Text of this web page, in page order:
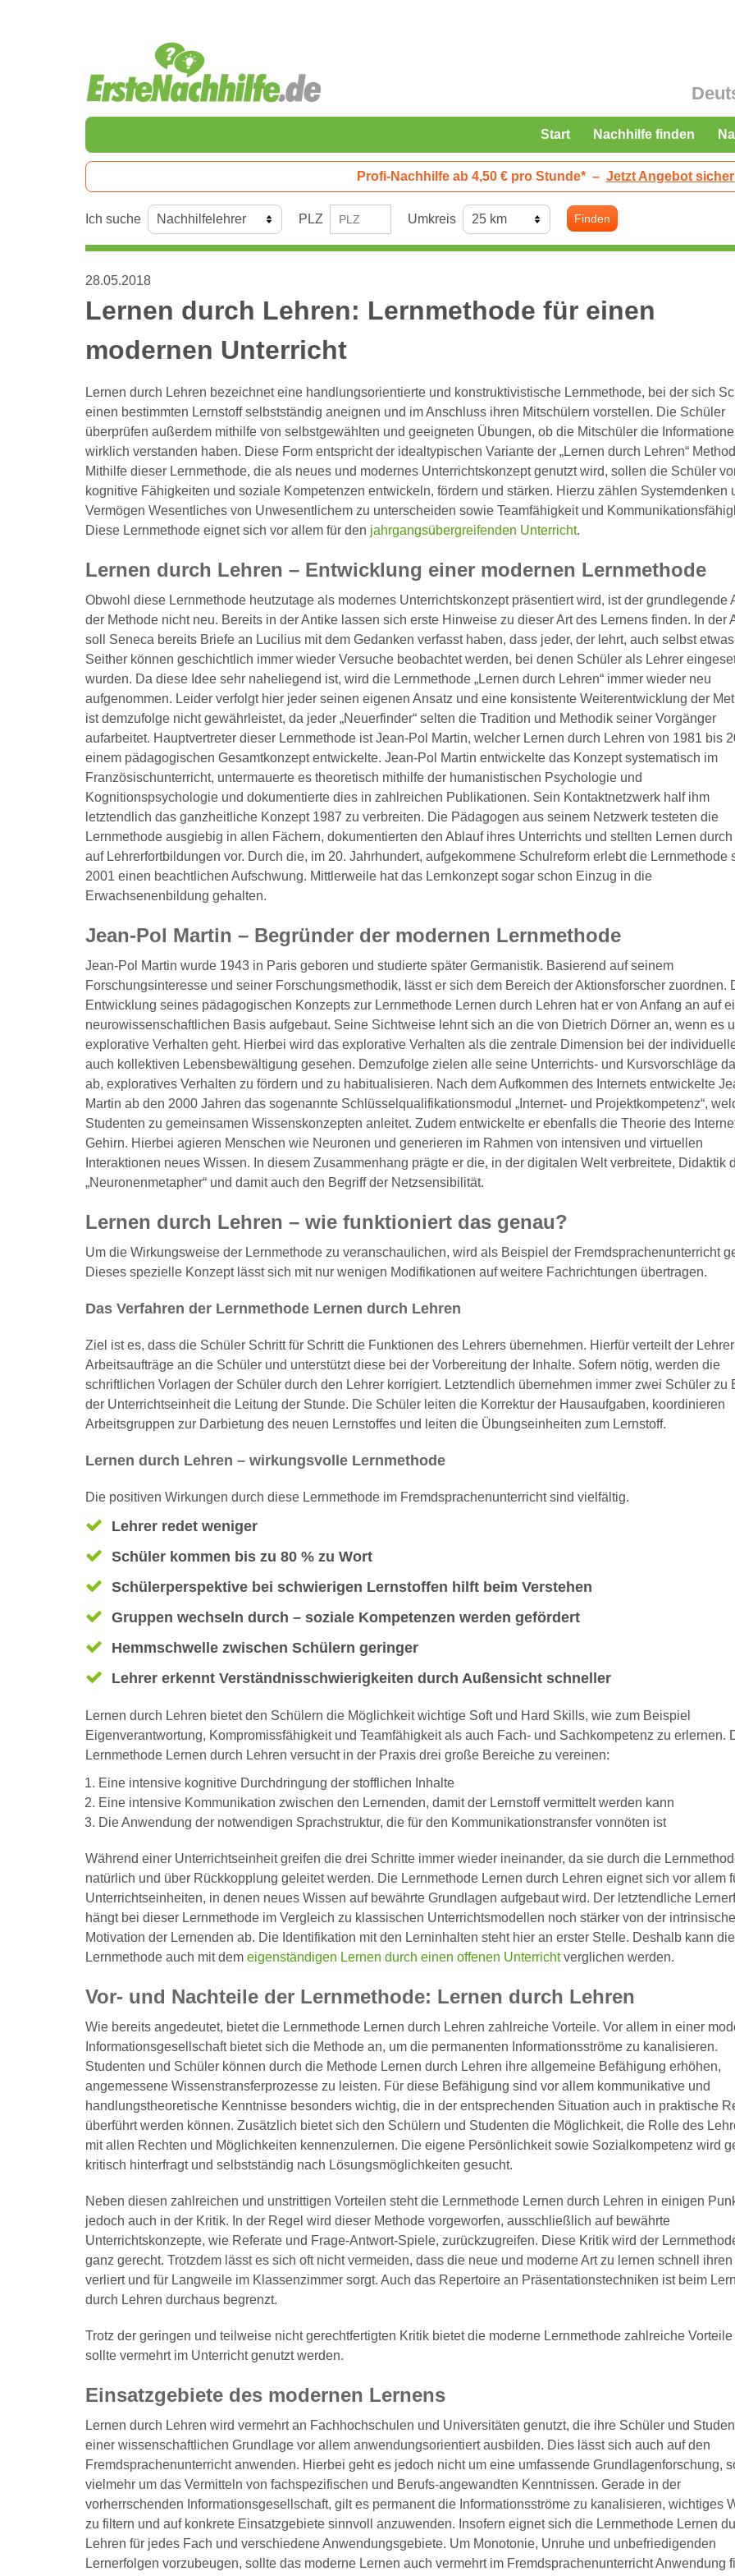
Start Nachhilfe finden
Profi-Nachhilfe ab 4,50 € pro Stunde* – Jetzt Angebot
Ich suche PLZ Umkreis Finden
28.05.2018
Lernen durch Lehren: Lernmethode für einen
modernen Unterricht
Lernen durch Lehren bezeichnet eine handlungsorientierte und konstruktivistische Lernmethode, bei der sich
einen bestimmten Lernstoff selbstständig aneignen und im Anschluss ihren Mitschülern vorstellen. Die Schüler
überprüfen außerdem mithilfe von selbstgewählten und geeigneten Übungen, ob die Mitschüler die
wirklich verstanden haben. Diese Form entspricht der idealtypischen Variante der „Lernen durch Lehren“
Mithilfe dieser Lernmethode, die als neues und modernes Unterrichtskonzept genutzt wird, sollen die Schüler
kognitive Fähigkeiten und soziale Kompetenzen entwickeln, fördern und stärken. Hierzu zählen Systemdenken
Vermögen Wesentliches von Unwesentlichem zu unterscheiden sowie Teamfähigkeit und
Diese Lernmethode eignet sich vor allem für den jahrgangsübergreifenden Unterricht.
Lernen durch Lehren – Entwicklung einer modernen Lernmethode
Obwohl diese Lernmethode heutzutage als modernes Unterrichtskonzept präsentiert wird, ist der grundlegende
der Methode nicht neu. Bereits in der Antike lassen sich erste Hinweise zu dieser Art des Lernens finden. In der
soll Seneca bereits Briefe an Lucilius mit dem Gedanken verfasst haben, dass jeder, der lehrt, auch selbst
Seither können geschichtlich immer wieder Versuche beobachtet werden, bei denen Schüler als Lehrer
wurden. Da diese Idee sehr naheliegend ist, wird die Lernmethode „Lernen durch Lehren“ immer wieder neu
aufgenommen. Leider verfolgt hier jeder seinen eigenen Ansatz und eine konsistente Weiterentwicklung der
ist demzufolge nicht gewährleistet, da jeder „Neuerfinder“ selten die Tradition und Methodik seiner Vorgänger
aufarbeitet. Hauptvertreter dieser Lernmethode ist Jean-Pol Martin, welcher Lernen durch Lehren von 1981 bis
einem pädagogischen Gesamtkonzept entwickelte. Jean-Pol Martin entwickelte das Konzept systematisch im
Französischunterricht, untermauerte es theoretisch mithilfe der humanistischen Psychologie und
Kognitionspsychologie und dokumentierte dies in zahlreichen Publikationen. Sein Kontaktnetzwerk half ihm
letztendlich das ganzheitliche Konzept 1987 zu verbreiten. Die Pädagogen aus seinem Netzwerk testeten die
Lernmethode ausgiebig in allen Fächern, dokumentierten den Ablauf ihres Unterrichts und stellten Lernen
auf Lehrerfortbildungen vor. Durch die, im 20. Jahrhundert, aufgekommene Schulreform erlebt die Lernmethode
2001 einen beachtlichen Aufschwung. Mittlerweile hat das Lernkonzept sogar schon Einzug in die
Erwachsenenbildung gehalten.
Jean-Pol Martin – Begründer der modernen Lernmethode
Jean-Pol Martin wurde 1943 in Paris geboren und studierte später Germanistik. Basierend auf seinem
Forschungsinteresse und seiner Forschungsmethodik, lässt er sich dem Bereich der Aktionsforscher zuordnen.
Entwicklung seines pädagogischen Konzepts zur Lernmethode Lernen durch Lehren hat er von Anfang an auf
neurowissenschaftlichen Basis aufgebaut. Seine Sichtweise lehnt sich an die von Dietrich Dörner an, wenn es
explorative Verhalten geht. Hierbei wird das explorative Verhalten als die zentrale Dimension bei der
auch kollektiven Lebensbewältigung gesehen. Demzufolge zielen alle seine Unterrichts- und Kursvorschläge
ab, exploratives Verhalten zu fördern und zu habitualisieren. Nach dem Aufkommen des Internets entwickelte
Martin ab den 2000 Jahren das sogenannte Schlüsselqualifikationsmodul „Internet- und Projektkompetenz“,
Studenten zu gemeinsamen Wissenskonzepten anleitet. Zudem entwickelte er ebenfalls die Theorie des
Gehirn. Hierbei agieren Menschen wie Neuronen und generieren im Rahmen von intensiven und virtuellen
Interaktionen neues Wissen. In diesem Zusammenhang prägte er die, in der digitalen Welt verbreitete, Didaktik
„Neuronenmetapher“ und damit auch den Begriff der Netzsensibilität.
Lernen durch Lehren – wie funktioniert das genau?
Um die Wirkungsweise der Lernmethode zu veranschaulichen, wird als Beispiel der Fremdsprachenunterricht
Dieses spezielle Konzept lässt sich mit nur wenigen Modifikationen auf weitere Fachrichtungen übertragen.
Das Verfahren der Lernmethode Lernen durch Lehren
Ziel ist es, dass die Schüler Schritt für Schritt die Funktionen des Lehrers übernehmen. Hierfür verteilt der
Arbeitsaufträge an die Schüler und unterstützt diese bei der Vorbereitung der Inhalte. Sofern nötig, werden die
schriftlichen Vorlagen der Schüler durch den Lehrer korrigiert. Letztendlich übernehmen immer zwei Schüler zu
der Unterrichtseinheit die Leitung der Stunde. Die Schüler leiten die Korrektur der Hausaufgaben, koordinieren
Arbeitsgruppen zur Darbietung des neuen Lernstoffes und leiten die Übungseinheiten zum Lernstoff.
Lernen durch Lehren – wirkungsvolle Lernmethode
Die positiven Wirkungen durch diese Lernmethode im Fremdsprachenunterricht sind vielfältig.
Lehrer redet weniger
Schüler kommen bis zu 80 % zu Wort
Schülerperspektive bei schwierigen Lernstoffen hilft beim Verstehen
Gruppen wechseln durch – soziale Kompetenzen werden gefördert
Hemmschwelle zwischen Schülern geringer
Lehrer erkennt Verständnisschwierigkeiten durch Außensicht schneller
Lernen durch Lehren bietet den Schülern die Möglichkeit wichtige Soft und Hard Skills, wie zum Beispiel
Eigenverantwortung, Kompromissfähigkeit und Teamfähigkeit als auch Fach- und Sachkompetenz zu erlernen.
Lernmethode Lernen durch Lehren versucht in der Praxis drei große Bereiche zu vereinen:
Eine intensive kognitive Durchdringung der stofflichen Inhalte
Eine intensive Kommunikation zwischen den Lernenden, damit der Lernstoff vermittelt werden kann
Die Anwendung der notwendigen Sprachstruktur, die für den Kommunikationstransfer vonnöten ist
Während einer Unterrichtseinheit greifen die drei Schritte immer wieder ineinander, da sie durch die
natürlich und über Rückkopplung geleitet werden. Die Lernmethode Lernen durch Lehren eignet sich vor allem
Unterrichtseinheiten, in denen neues Wissen auf bewährte Grundlagen aufgebaut wird. Der letztendliche
hängt bei dieser Lernmethode im Vergleich zu klassischen Unterrichtsmodellen noch stärker von der
Motivation der Lernenden ab. Die Identifikation mit den Lerninhalten steht hier an erster Stelle. Deshalb kann
Lernmethode auch mit dem eigenständigen Lernen durch einen offenen Unterrichtverglichen werden.
Vor- und Nachteile der Lernmethode: Lernen durch Lehren
Wie bereits angedeutet, bietet die Lernmethode Lernen durch Lehren zahlreiche Vorteile. Vor allem in einer
Informationsgesellschaft bietet sich die Methode an, um die permanenten Informationsströme zu kanalisieren.
Studenten und Schüler können durch die Methode Lernen durch Lehren ihre allgemeine Befähigung erhöhen,
angemessene Wissenstransferprozesse zu leisten. Für diese Befähigung sind vor allem kommunikative und
handlungstheoretische Kenntnisse besonders wichtig, die in der entsprechenden Situation auch in praktische
überführt werden können. Zusätzlich bietet sich den Schülern und Studenten die Möglichkeit, die Rolle des
mit allen Rechten und Möglichkeiten kennenzulernen. Die eigene Persönlichkeit sowie Sozialkompetenz wird
kritisch hinterfragt und selbstständig nach Lösungsmöglichkeiten gesucht.
Neben diesen zahlreichen und unstrittigen Vorteilen steht die Lernmethode Lernen durch Lehren in einigen
jedoch auch in der Kritik. In der Regel wird dieser Methode vorgeworfen, ausschließlich auf bewährte
Unterrichtskonzepte, wie Referate und Frage-Antwort-Spiele, zurückzugreifen. Diese Kritik wird der
ganz gerecht. Trotzdem lässt es sich oft nicht vermeiden, dass die neue und moderne Art zu lernen schnell
verliert und für Langweile im Klassenzimmer sorgt. Auch das Repertoire an Präsentationstechniken ist beim
durch Lehren durchaus begrenzt.
Trotz der geringen und teilweise nicht gerechtfertigten Kritik bietet die moderne Lernmethode zahlreiche
sollte vermehrt im Unterricht genutzt werden.
Einsatzgebiete des modernen Lernens
Lernen durch Lehren wird vermehrt an Fachhochschulen und Universitäten genutzt, die ihre Schüler und
einer wissenschaftlichen Grundlage vor allem anwendungsorientiert ausbilden. Dies lässt sich auch auf den
Fremdsprachenunterricht anwenden. Hierbei geht es jedoch nicht um eine umfassende Grundlagenforschung,
vielmehr um das Vermitteln von fachspezifischen und Berufs-angewandten Kenntnissen. Gerade in der
vorherrschenden Informationsgesellschaft, gilt es permanent die Informationsströme zu kanalisieren, wichtiges
zu filtern und auf konkrete Einsatzgebiete sinnvoll anzuwenden. Insofern eignet sich die Lernmethode Lernen
Lehren für jedes Fach und verschiedene Anwendungsgebiete. Um Monotonie, Unruhe und unbefriedigenden
Lernerfolgen vorzubeugen, sollte das moderne Lernen auch vermehrt im Fremdsprachenunterricht Anwendung